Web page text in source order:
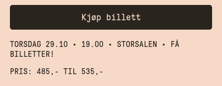
Kjøp billett
TORSDAG 29.10 • 19.00 • STORSALEN •
FÅ
BILLETTER!
PRIS: 485,- TIL 535,-